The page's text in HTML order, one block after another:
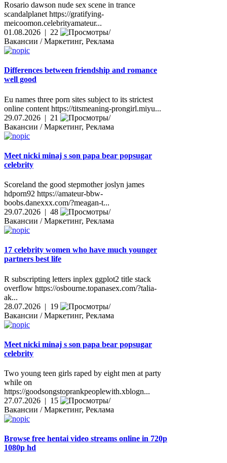
Rosario dawson nude sex scene in trance
scandalplanet https://gratifying-
meicoomon.celebrityamateur...
01.08.2026 | 22
Вакансии / Маркетинг, Реклама
Differences between friendship and romance
well good
Eu names three porn sites subject to its strictest
online content https://titsmeaning-prongirl.miyu...
29.07.2026 | 21
Вакансии / Маркетинг, Реклама
Meet nicki minaj s son papa bear popsugar
celebrity
Scoreland the good stepmother joslyn james
hdporn92 https://amateur-bbw-
boobs.danexxx.com/?meagan-t...
29.07.2026 | 48
Вакансии / Маркетинг, Реклама
17 celebrity women who have much younger
partners best life
R subscripting letters inplex ggplot2 title stack
overflow https://osbourne.topanasex.com/?talia-
ak...
28.07.2026 | 19
Вакансии / Маркетинг, Реклама
Meet nicki minaj s son papa bear popsugar
celebrity
Two young teen girls raped by eight men at party
while on
https://goodsongstoprankpeoplewith.xblogn...
27.07.2026 | 15
Вакансии / Маркетинг, Реклама
Browse free hentai video streams online in 720p
1080p hd